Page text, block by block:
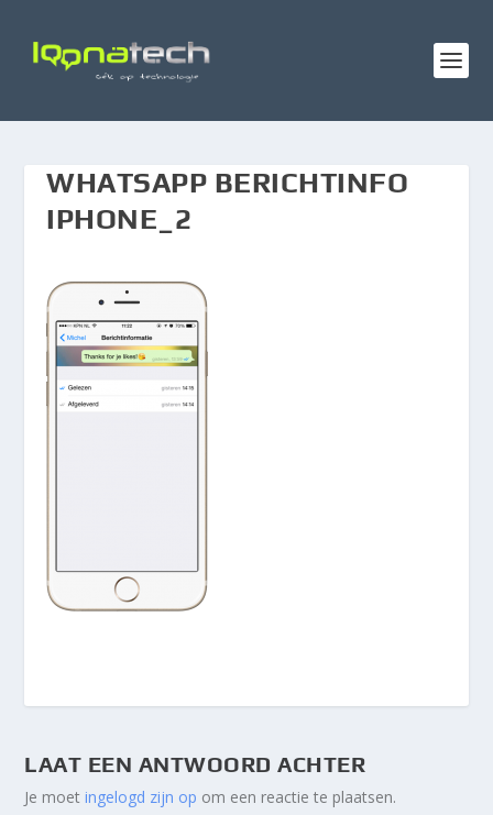
WHATSAPP BERICHTINFO
IPHONE_2
LAAT EEN ANTWOORD ACHTER
Je moetingelogd zijn op om een reactie te plaatsen.